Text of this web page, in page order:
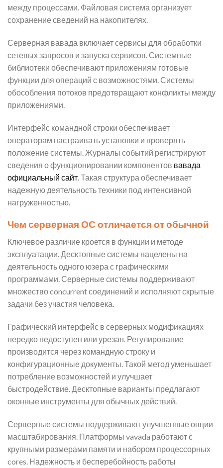
между процессами. Файловая система организует
сохранение сведений на накопителях.
Серверная вавада включает сервисы для обработки
сетевых запросов и запуска сервисов. Системные
библиотеки обеспечивают приложениям готовые
функции для операций с возможностями. Системы
обособления потоков предотвращают конфликты между
приложениями.
Интерфейс командной строки обеспечивает
операторам настраивать установки и проверять
положение системы. Журналы событий регистрируют
сведения о функционировании компонентов вавада
официальный сайт . Такая структура обеспечивает
надежную деятельность техники под интенсивной
нагруженностью.
Чем серверная ОС отличается от обычной
Ключевое различие кроется в функции и методе
эксплуатации. Десктопные системы нацелены на
деятельность одного юзера с графическими
программами. Серверные системы поддерживают
множество concurrent соединений и исполняют скрытые
задачи без участия человека.
Графический интерфейс в серверных модификациях
нередко недоступен или урезан. Регулирование
производится через командную строку и
конфигурационные документы. Такой метод уменьшает
потребление возможностей и улучшает
быстродействие. Десктопные варианты предлагают
оконные инструменты для обычных действий.
Серверные системы поддерживают улучшенные опции
масштабирования. Платформы vavada работают с
крупными размерами памяти и набором процессорных
cores. Надежность и бесперебойность работы